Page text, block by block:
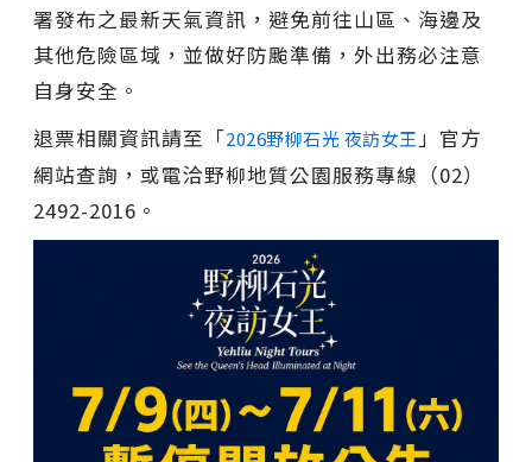
署發布之最新天氣資訊，避免前往山區、海邊及
其他危險區域，並做好防颱準備，外出務必注意
自身安全。
退票相關資訊請至「2026野柳石光 夜訪女王」官方
網站查詢，或電洽野柳地質公園服務專線（02）
2492-2016。